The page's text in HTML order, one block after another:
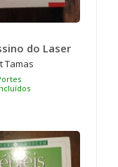
do Laser
Tamas